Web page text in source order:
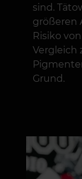
sind.
größeren
Risiko
Vergleich
Grund.